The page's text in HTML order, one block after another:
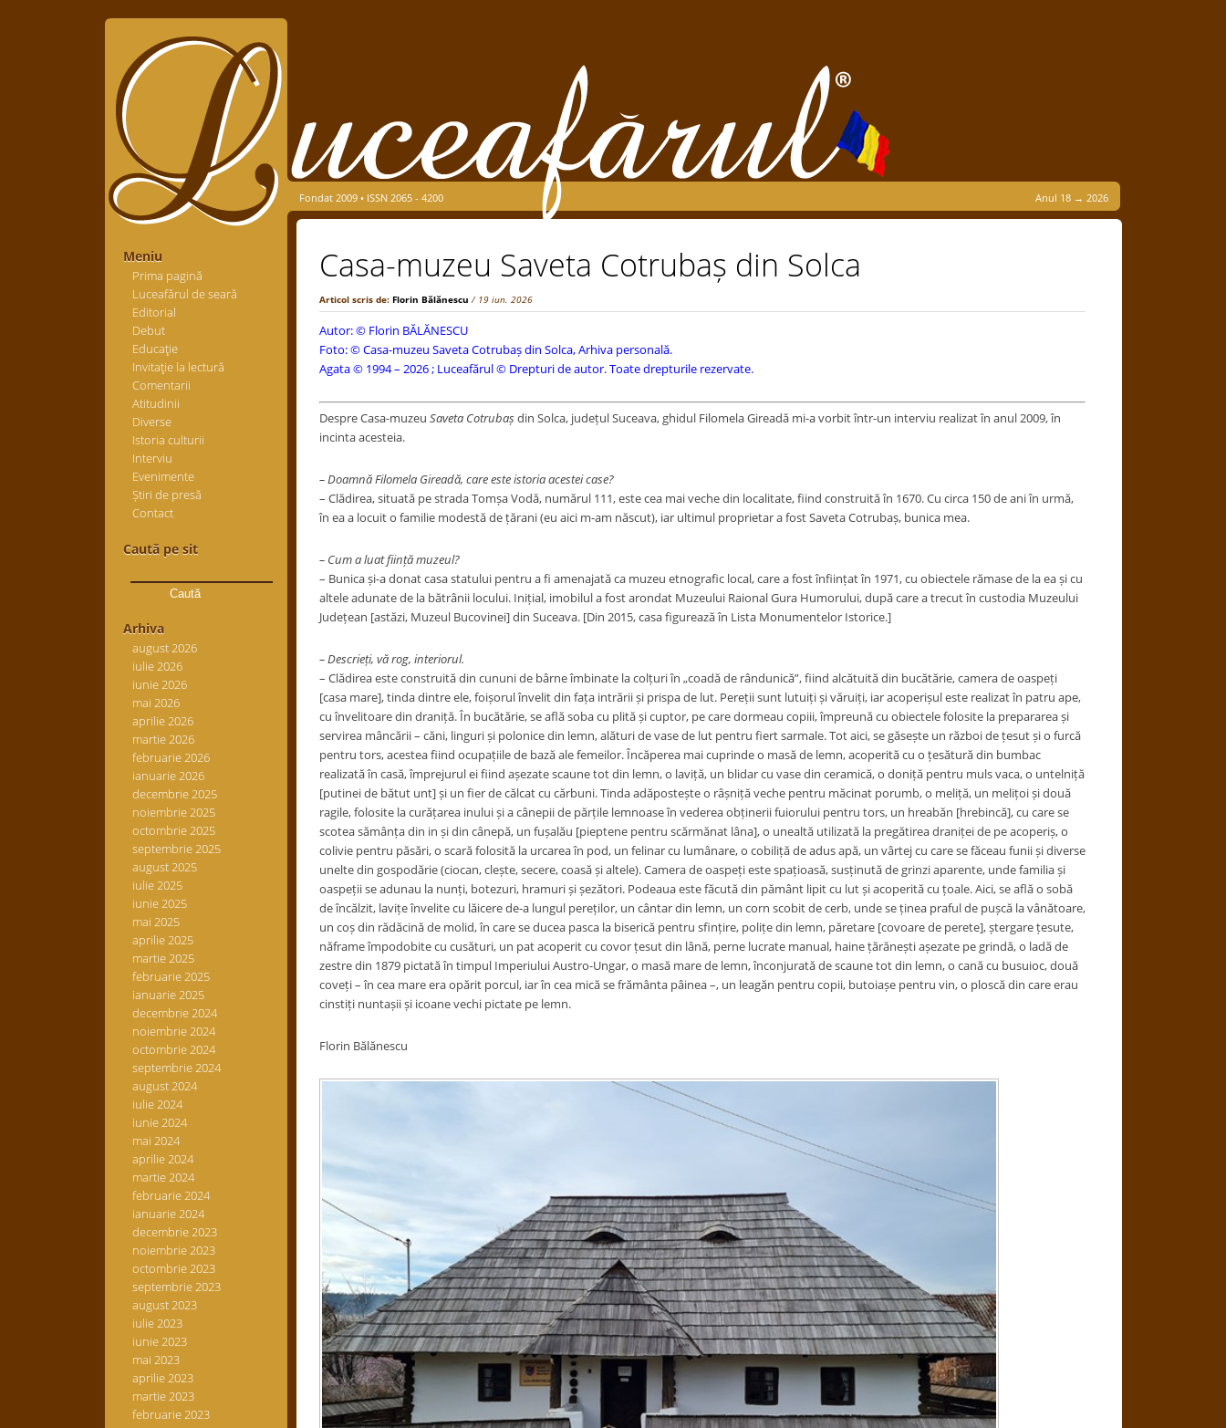
Meniu
Prima pagină
Luceafărul de seară
Editorial
Debut
Educaţie
Invitaţie la lectură
Comentarii
Atitudinii
Diverse
Istoria culturii
Interviu
Evenimente
Știri de presă
Contact
Caută pe sit
după:
Arhiva
august 2026
iulie 2026
iunie 2026
mai 2026
aprilie 2026
martie 2026
februarie 2026
ianuarie 2026
decembrie 2025
noiembrie 2025
octombrie 2025
septembrie 2025
august 2025
iulie 2025
iunie 2025
mai 2025
aprilie 2025
martie 2025
februarie 2025
ianuarie 2025
decembrie 2024
noiembrie 2024
octombrie 2024
septembrie 2024
august 2024
iulie 2024
iunie 2024
mai 2024
aprilie 2024
martie 2024
februarie 2024
ianuarie 2024
decembrie 2023
noiembrie 2023
octombrie 2023
septembrie 2023
august 2023
iulie 2023
iunie 2023
mai 2023
aprilie 2023
martie 2023
februarie 2023
Fondat 2009 • ISSN 2065 - 4200 Anul 18 → 2026
Casa-muzeu Saveta Cotrubaș din Solca
Articol scris de: Florin Bălănescu / 19 iun. 2026
Autor: © Florin BĂLĂNESCU
Foto: © Casa-muzeu Saveta Cotrubaș din Solca, Arhiva personală.
Agata © 1994 – 2026 ; Luceafărul © Drepturi de autor. Toate drepturile rezervate.
Despre Casa-muzeu Saveta Cotrubașdin Solca, județul Suceava, ghidul Filomela Gireadă mi-a vorbit într-un interviu realizat în anul 2009, în
incinta acesteia.
– Doamnă Filomela Gireadă, care este istoria acestei case?
– Clădirea, situată pe strada Tomșa Vodă, numărul 111,este cea mai veche din localitate, fiind construită în 1670. Cu circa 150 de ani în urmă,
în ea a locuit o familie modestă de țărani (eu aici m-am născut), iar ultimul proprietar a fost Saveta Cotrubaș, bunica mea.
– Cum a luat ființă muzeul?
– Bunica și-a donat casa statului pentru a fi amenajată ca muzeu etnografic local, care a fost înființat în 1971, cu obiectele rămase de la ea și cu
altele adunate de la bătrânii locului. Inițial, imobilul a fost arondat Muzeului Raional Gura Humorului, după care a trecut în custodia Muzeului
Județean [astăzi, Muzeul Bucovinei] din Suceava. [Din 2015, casa figurează în Lista Monumentelor Istorice.]
– Descrieți, vă rog, interiorul.
– Clădirea este construită din cununi de bârne îmbinate la colțuri în „coadă de rândunică”, fiind alcătuită din bucătărie, camera de oaspeți
[casa mare], tinda dintre ele,foișorul învelit din fața intrării și prispa de lut. Pereții sunt lutuiți și văruiți, iar acoperișul este realizat în patru ape,
cu învelitoaredin draniță. În bucătărie, se află soba cu plită și cuptor, pe care dormeau copiii, împreună cu obiectele folosite la prepararea și
servirea mâncării – căni, linguri și polonice din lemn, alături de vase de lut pentru fiert sarmale. Tot aici, se găsește un război de țesut și o furcă
pentru tors, acestea fiind ocupațiile de bază ale femeilor. Încăperea mai cuprinde o masă de lemn, acoperită cu o țesătură din bumbac
realizată în casă, împrejurul ei fiind așezate scaune tot din lemn, o laviță, un blidar cu vase din ceramică, o doniță pentru muls vaca, o untelniță
[putinei de bătut unt] și un fier de călcat cu cărbuni. Tinda adăpostește o râșniță veche pentru măcinat porumb, o meliță, un melițoi și două
ragile, folosite la curățarea inului și a cânepii de părțile lemnoase în vederea obținerii fuiorului pentru tors, un hreabăn [hrebincă], cu care se
scotea sămânța din in și din cânepă, un fușalău [pieptene pentru scărmănat lâna], o unealtă utilizată la pregătirea draniței de pe acoperiș, o
colivie pentru păsări, o scară folosită la urcarea în pod, un felinar cu lumânare, o cobiliță de adus apă, un vârtej cu care se făceau funii și diverse
unelte din gospodărie (ciocan, clește, secere, coasă și altele). Camera de oaspeți este spațioasă, susținută de grinzi aparente, unde familia și
oaspeții se adunau la nunți, botezuri, hramuri și șezători. Podeaua este făcută din pământ lipit cu lut și acoperită cu țoale. Aici, se află o sobă
de încălzit, lavițe învelite cu lăicere de-a lungul pereților, un cântar din lemn, un corn scobit de cerb, unde se ținea praful de pușcă la vânătoare,
un coș din rădăcină de molid, în care se ducea pasca la biserică pentru sfințire, polițe din lemn, păretare [covoare de perete], ștergare țesute,
năframe împodobite cu cusături, un pat acoperit cu covor țesut din lână, perne lucrate manual, haine țărănești așezate pe grindă, o ladă de
zestre din 1879 pictată în timpul Imperiului Austro-Ungar, o masă mare de lemn, înconjurată de scaune tot din lemn, o cană cu busuioc, două
coveți – în cea mare era opărit porcul, iar în cea mică se frământa pâinea –, un leagăn pentru copii, butoiașe pentru vin, o ploscă din care erau
cinstiți nuntașii și icoane vechi pictate pe lemn.
Florin Bălănescu